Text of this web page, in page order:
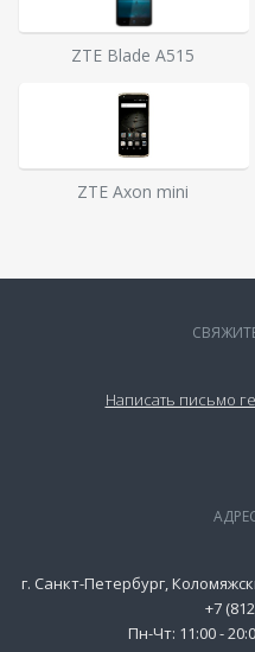
ZTE Blade A515
ZTE Axon mini
Написать письмо
г. Санкт-Петербург,
+7
Пн-Чт: 11:00 -